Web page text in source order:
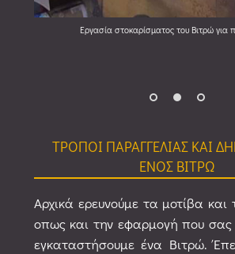
Ολοκλήρωση των εργασιών κατασκευής και
ΤΡΟΠΟΙ ΠΑΡΑΓΓΕΛΙΑΣ ΚΑΙ
ΕΝΟΣ ΒΙΤΡΩ
Αρχικά ερευνούμε τα μοτίβα και
οπως και την εφαρμογή που σας
εγκαταστήσουμε ένα Βιτρώ.